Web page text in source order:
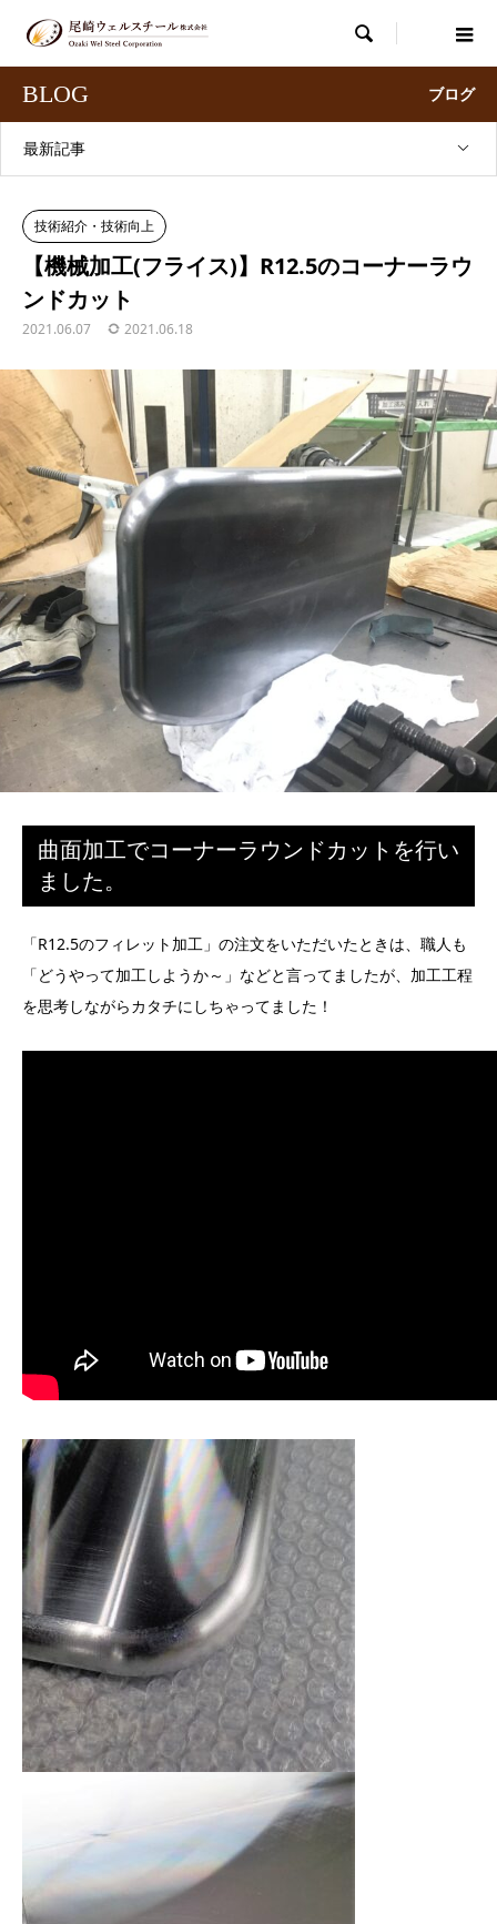

BLOG ブログ
最新記事
技術紹介・技術向上
【機械加工(フライス)】R12.5のコーナーラウ
ンドカット
2021.06.07 2021.06.18
曲面加工でコーナーラウンドカットを行い
ました。
「R12.5のフィレット加工」の注文をいただいたときは、職人も
「どうやって加工しようか～」などと言ってましたが、加工工程
を思考しながらカタチにしちゃってました！